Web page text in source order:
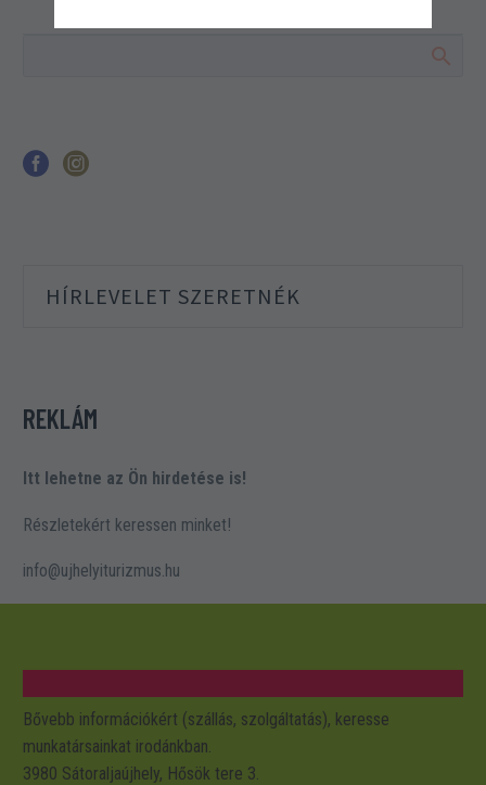
HÍRLEVELET SZERETNÉK
REKLÁM
Itt lehetne az Ön hirdetése is!
Részletekért keressen minket!
info@ujhelyiturizmus.hu
Bővebb információkért (szállás, szolgáltatás), keresse
munkatársainkat irodánkban.
3980 Sátoraljaújhely, Hősök tere 3.